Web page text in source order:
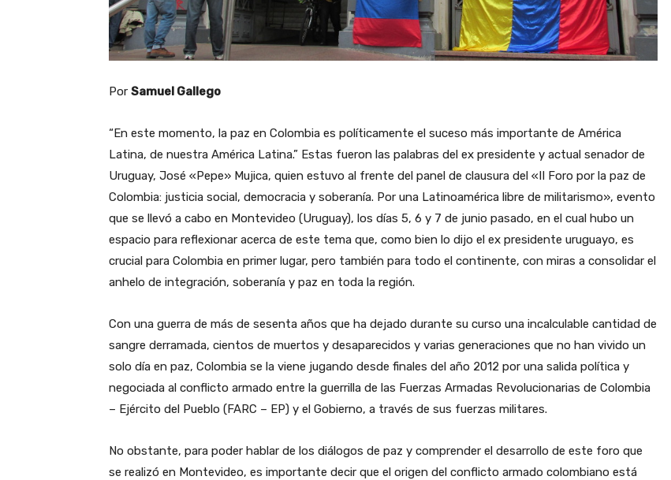
Por Samuel Gallego
“En este momento, la paz en Colombia es políticamente el suceso más importante de América
Latina, de nuestra América Latina.” Estas fueron las palabras del ex presidente y actual senador de
Uruguay, José «Pepe» Mujica, quien estuvo al frente del panel de clausura del «II Foro por la paz de
Colombia: justicia social, democracia y soberanía. Por una Latinoamérica libre de militarismo», evento
que se llevó a cabo en Montevideo (Uruguay), los días 5, 6 y 7 de junio pasado, en el cual hubo un
espacio para reflexionar acerca de este tema que, como bien lo dijo el ex presidente uruguayo, es
crucial para Colombia en primer lugar, pero también para todo el continente, con miras a consolidar el
anhelo de integración, soberanía y paz en toda la región.
Con una guerra de más de sesenta años que ha dejado durante su curso una incalculable cantidad de
sangre derramada, cientos de muertos y desaparecidos y varias generaciones que no han vivido un
solo día en paz, Colombia se la viene jugando desde finales del año 2012 por una salida política y
negociada al conflicto armado entre la guerrilla de las Fuerzas Armadas Revolucionarias de Colombia
– Ejército del Pueblo (FARC – EP) y el Gobierno, a través de sus fuerzas militares.
No obstante, para poder hablar de los diálogos de paz y comprender el desarrollo de este foro que
se realizó en Montevideo, es importante decir que el origen del conflicto armado colombiano está